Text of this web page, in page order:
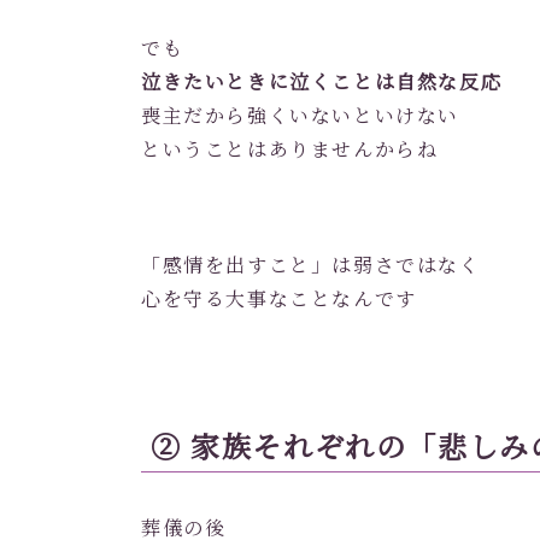
でも
泣きたいときに泣くことは自然な反応
喪主だから強くいないといけない
ということはありませんからね
「感情を出すこと」は弱さではなく
心を守る大事なことなんです
② 家族それぞれの「悲しみ
葬儀の後